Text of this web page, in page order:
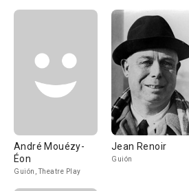
André Mouézy-
Éon
Guión, Theatre Play
Jean Renoir
Guión